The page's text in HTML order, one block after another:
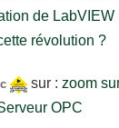
de LabVIEW
révolution ?
sur : zoom
OPC